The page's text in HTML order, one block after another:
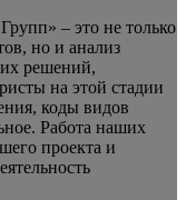
– это не только
но и анализ
решений,
на этой стадии
коды видов
Работа наших
проекта и